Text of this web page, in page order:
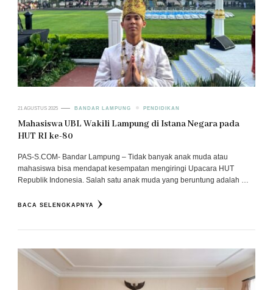
21 AGUSTUS 2025 BANDAR LAMPUNG PENDIDIKAN
Mahasiswa UBL Wakili Lampung di Istana Negara pada
HUT RI ke-80
PAS-S.COM- Bandar Lampung – Tidak banyak anak muda atau
mahasiswa bisa mendapat kesempatan mengiringi Upacara HUT
Republik Indonesia. Salah satu anak muda yang beruntung adalah …
BACA SELENGKAPNYA